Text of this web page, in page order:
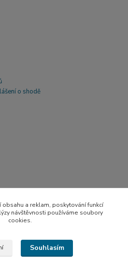
o shodě
a reklam, poskytování funkcí
návštěvnosti používáme soubory
cookies.
Souhlasím